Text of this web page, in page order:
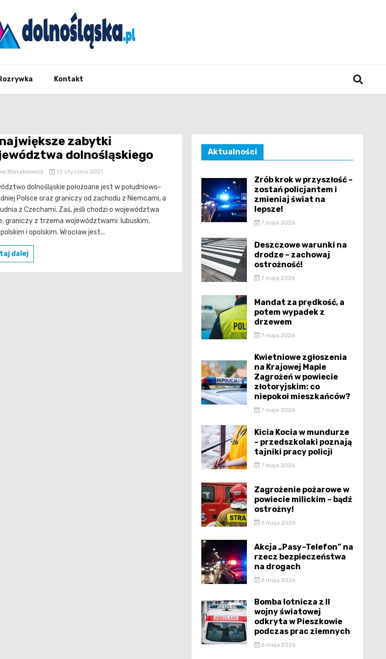
Kontakt
zabytki
dolnośląskiego
Błaszkiewicz 13 stycznia 2021
dolnośląskie położoane jest w południowo-
Polsce oraz graniczy od zachodu z Niemcami, a
z Czechami. Zaś, jeśli chodzi o województwa
graniczy z trzema województwami: lubuskim,
i opolskim. Wrocław jest...
dalej
Aktualności
Zrób krok w przyszłość –
zostań policjantem i
zmieniaj świat na
lepsze!
7 maja 2026
Deszczowe warunki na
drodze – zachowaj
ostrożność!
7 maja 2026
Mandat za prędkość, a
potem wypadek z
drzewem
7 maja 2026
Kwietniowe zgłoszenia
na Krajowej Mapie
Zagrożeń w powiecie
złotoryjskim: co
niepokoi mieszkańców?
7 maja 2026
Kicia Kocia w mundurze
– przedszkolaki poznają
tajniki pracy policji
7 maja 2026
Zagrożenie pożarowe w
powiecie milickim – bądź
ostrożny!
6 maja 2026
Akcja „Pasy–Telefon” na
rzecz bezpieczeństwa
na drogach
6 maja 2026
Bomba lotnicza z II
wojny światowej
odkryta w Pieszkowie
podczas prac ziemnych
6 maja 2026